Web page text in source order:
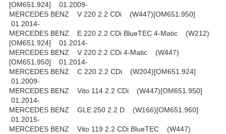
[OM651.924] 01.2009-
MERCEDES BENZ V 220 2.2 CDi (W447)[OM651.950]
01.2014-
MERCEDES BENZ E 220 2.2 CDi BlueTEC 4-Matic (W212)
[OM651.924] 01.2014-
MERCEDES BENZ V 220 2.2 CDi 4-Matic (W447)
[OM651.950] 01.2014-
MERCEDES BENZ C 220 2.2 CDi (W204)[OM651.924]
01.2009-
MERCEDES BENZ Vito 114 2.2 CDi (W447)[OM651.950]
01.2014-
MERCEDES BENZ GLE 250 2.2 D (W166)[OM651.960]
01.2015-
MERCEDES BENZ Vito 119 2.2 CDi BlueTEC (W447)